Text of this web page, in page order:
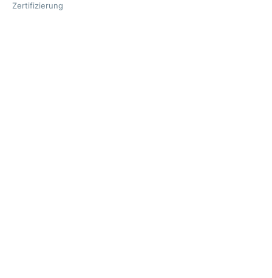
Zertifizierung